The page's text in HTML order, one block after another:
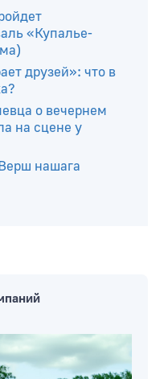
эпохи
«У госці да
Чаусском
«Купалье-
друзей»: что в